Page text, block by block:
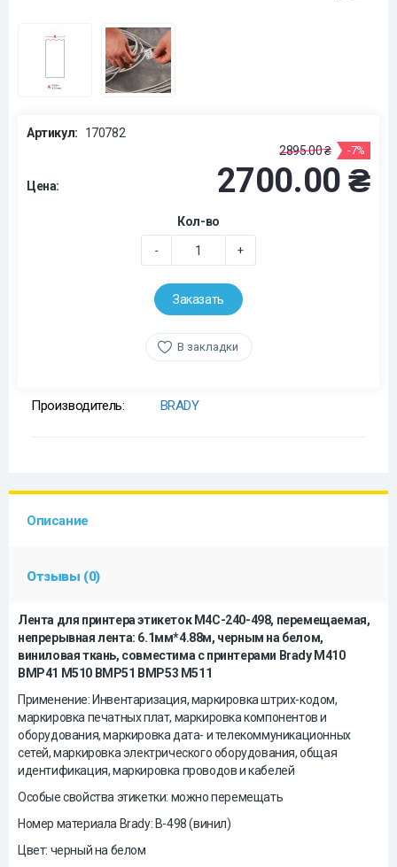
Артикул: 170782
Цена:
2895.00 ₴ -7%
2700.00 ₴
Кол-во
- +
Заказать
В закладки
Производитель: BRADY
Описание
Отзывы (0)
Лента для принтера этикеток M4C-240-498, перемещаемая,
непрерывная лента: 6.1мм*4.88м, черным на белом,
виниловая ткань, совместима с принтерами Brady M410
BMP41 M510 BMP51 BMP53 M511
Применение: Инвентаризация, маркировка штрих-кодом,
маркировка печатных плат, маркировка компонентов и
оборудования, маркировка дата- и телекоммуникационных
сетей, маркировка электрического оборудования, общая
идентификация, маркировка проводов и кабелей
Особые свойства этикетки: можно перемещать
Номер материала Brady: B-498 (винил)
Цвет: черный на белом